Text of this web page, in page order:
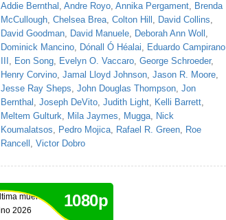
Addie Bernthal , Andre Royo, Annika Pergament, Brenda
McCullough, Chelsea Brea, Colton Hill , David Collins,
David Goodman, David Manuele, Deborah Ann Woll ,
Dominick Mancino, Dónall Ó Héalai, Eduardo Campirano
, Eon Song, Evelyn O. Vaccaro, George Schroeder,
Henry Corvino, Jamal Lloyd Johnson, Jason R. Moore,
Jesse Ray Sheps, John Douglas Thompson, Jon
Bernthal , Joseph DeVito, Judith Light, Kelli Barrett,
Meltem Gulturk, Mila Jaymes, Mugga, Nick
Koumalatsos, Pedro Mojica, Rafael R. Green, Roe
Rancell , Victor Dobro
1080p